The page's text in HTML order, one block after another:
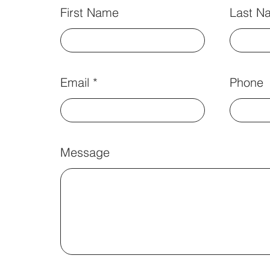
First Name Last
Email Phone
Message